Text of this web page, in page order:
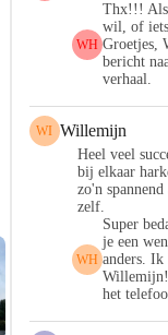
WH
Thx!!! Als
wil, of
Groetjes,
bericht
verhaal.
WI Willemijn
Heel veel
bij elkaar
zo'n
zelf.
WH
Super
je een
anders. Ik
het